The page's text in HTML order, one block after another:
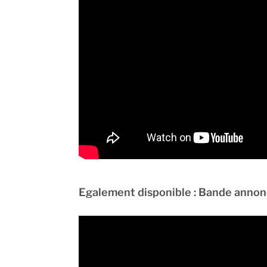
Egalement disponible : Bande